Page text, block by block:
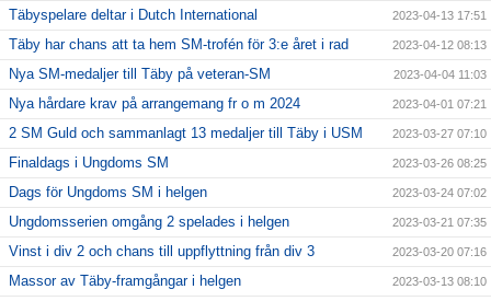
Täbyspelare deltar i Dutch International 2023-04-13 17:51
Täby har chans att ta hem SM-trofén för 3:e året i rad 2023-04-12 08:13
Nya SM-medaljer till Täby på veteran-SM 2023-04-04 11:03
Nya hårdare krav på arrangemang fr o m 2024 2023-04-01 07:21
2 SM Guld och sammanlagt 13 medaljer till Täby i USM 2023-03-27 07:10
Finaldags i Ungdoms SM 2023-03-26 08:25
Dags för Ungdoms SM i helgen 2023-03-24 07:02
Ungdomsserien omgång 2 spelades i helgen 2023-03-21 07:35
Vinst i div 2 och chans till uppflyttning från div 3 2023-03-20 07:16
Massor av Täby-framgångar i helgen 2023-03-13 08:10